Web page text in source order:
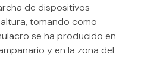
de dispositivos
tomando como
se ha producido en
y en la zona del